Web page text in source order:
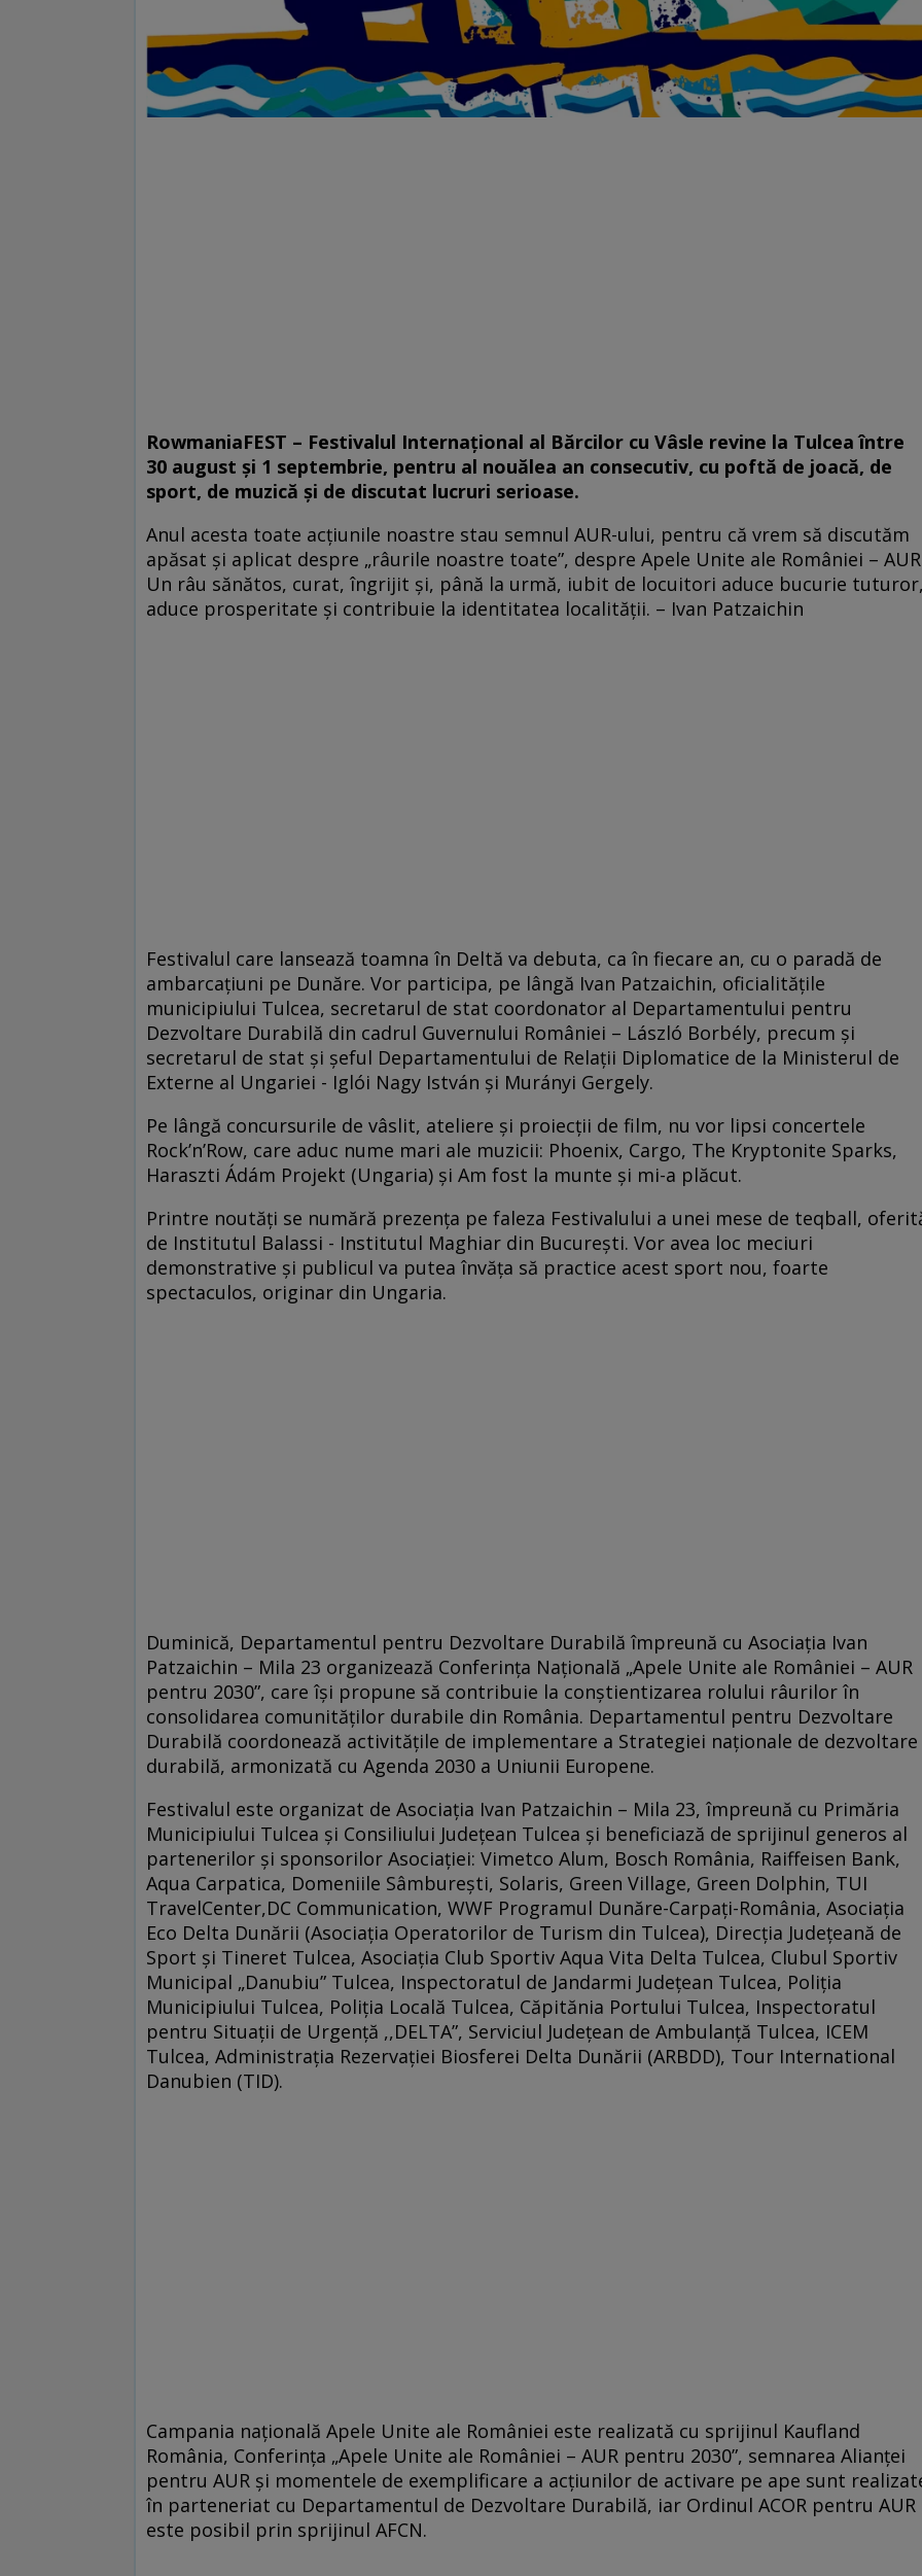
RowmaniaFEST – Festivalul Internațional al Bărcilor cu Vâsle revine la Tulcea între
30 august și 1 septembrie, pentru al nouălea an consecutiv, cu poftă de joacă, de
sport, de muzică și de discutat lucruri serioase.
Anul acesta toate acțiunile noastre stau semnul AUR-ului, pentru că vrem să discutăm
apăsat și aplicat despre „râurile noastre toate”, despre Apele Unite ale României –
Un râu sănătos, curat, îngrijit și, până la urmă, iubit de locuitori aduce bucurie
aduce prosperitate și contribuie la identitatea localității. – Ivan Patzaichin
Festivalul care lansează toamna în Deltă va debuta, ca în fiecare an, cu o paradă de
ambarcațiuni pe Dunăre. Vor participa, pe lângă Ivan Patzaichin, oficialitățile
municipiului Tulcea, secretarul de stat coordonator al Departamentului pentru
Dezvoltare Durabilă din cadrul Guvernului României – László Borbély, precum și
secretarul de stat și șeful Departamentului de Relații Diplomatice de la Ministerul de
Externe al Ungariei - Iglói Nagy István și Murányi Gergely.
Pe lângă concursurile de vâslit, ateliere și proiecții de film, nu vor lipsi concertele
Rock’n’Row, care aduc nume mari ale muzicii: Phoenix, Cargo, The Kryptonite Sparks,
Haraszti Ádám Projekt (Ungaria) și Am fost la munte și mi-a plăcut.
Printre noutăți se numără prezența pe faleza Festivalului a unei mese de teqball,
de Institutul Balassi - Institutul Maghiar din București. Vor avea loc meciuri
demonstrative și publicul va putea învăța să practice acest sport nou, foarte
spectaculos, originar din Ungaria.
Duminică, Departamentul pentru Dezvoltare Durabilă împreună cu Asociația Ivan
Patzaichin – Mila 23 organizează Conferința Națională „Apele Unite ale României – AUR
pentru 2030”, care își propune să contribuie la conștientizarea rolului râurilor în
consolidarea comunităților durabile din România. Departamentul pentru Dezvoltare
Durabilă coordonează activitățile de implementare a Strategiei naționale de dezvoltare
durabilă, armonizată cu Agenda 2030 a Uniunii Europene.
Festivalul este organizat de Asociația Ivan Patzaichin – Mila 23, împreună cu Primăria
Municipiului Tulcea și Consiliului Județean Tulcea şi beneficiază de sprijinul generos al
partenerilor și sponsorilor Asociației: Vimetco Alum, Bosch România, Raiffeisen Bank,
Aqua Carpatica, Domeniile Sâmbureşti, Solaris, Green Village, Green Dolphin, TUI
TravelCenter,DC Communication, WWF Programul Dunăre-Carpați-România, Asociația
Eco Delta Dunării (Asociația Operatorilor de Turism din Tulcea), Direcția Județeană de
Sport și Tineret Tulcea, Asociația Club Sportiv Aqua Vita Delta Tulcea, Clubul Sportiv
Municipal „Danubiu” Tulcea, Inspectoratul de Jandarmi Județean Tulcea, Poliția
Municipiului Tulcea, Poliția Locală Tulcea, Căpitănia Portului Tulcea, Inspectoratul
pentru Situații de Urgență ,,DELTA”, Serviciul Județean de Ambulanță Tulcea, ICEM
Tulcea, Administraţia Rezervaţiei Biosferei Delta Dunării (ARBDD), Tour International
Danubien (TID).
Campania națională Apele Unite ale României este realizată cu sprijinul Kaufland
România, Conferința „Apele Unite ale României – AUR pentru 2030”, semnarea Alianței
pentru AUR și momentele de exemplificare a acțiunilor de activare pe ape sunt
în parteneriat cu Departamentul de Dezvoltare Durabilă, iar Ordinul ACOR pentru AUR
este posibil prin sprijinul AFCN.